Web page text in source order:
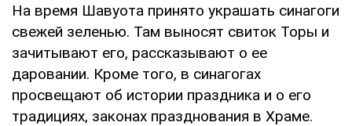
На время Шавуота принято украшать синагоги
свежей зеленью. Там выносят свиток Торы и
зачитывают его, рассказывают о ее
даровании. Кроме того, в синагогах
просвещают об истории праздника и о его
традициях, законах празднования в Храме.